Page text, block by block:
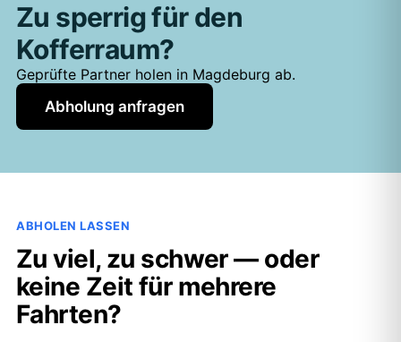
Zu sperrig für den
Kofferraum?
Geprüfte Partner holen in Magdeburg ab.
Abholung anfragen
ABHOLEN LASSEN
Zu viel, zu schwer — oder
keine Zeit für mehrere
Fahrten?